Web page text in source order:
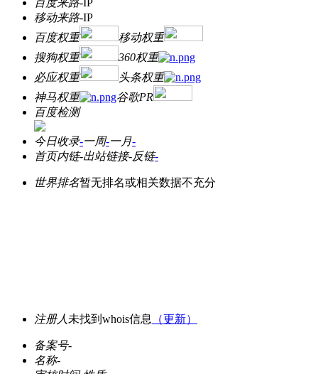
移动来路-IP
百度权重
移动权重
搜狗权重
360权重
必应权重
头条权重
神马权重
谷歌PR
百度检测
今日收录-一周-一月-
首页内链-出站链接-反链-
世界排名暂无排名或相关数据不充分
注册人 未找到whois信息 （更新）
备案号-
名称-